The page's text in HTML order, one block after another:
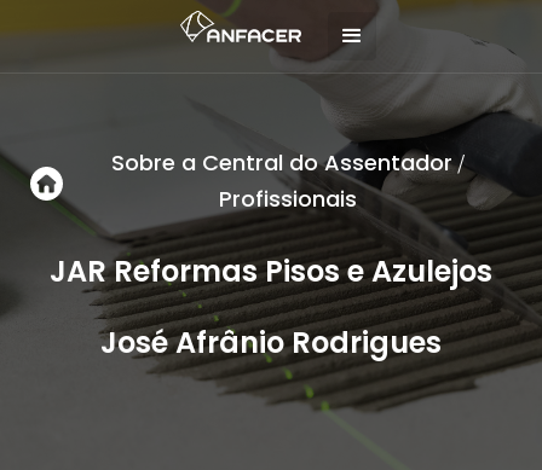
Sobre a Central do Assentador/
Profissionais
JAR Reformas Pisos e Azulejos
José Afrânio Rodrigues